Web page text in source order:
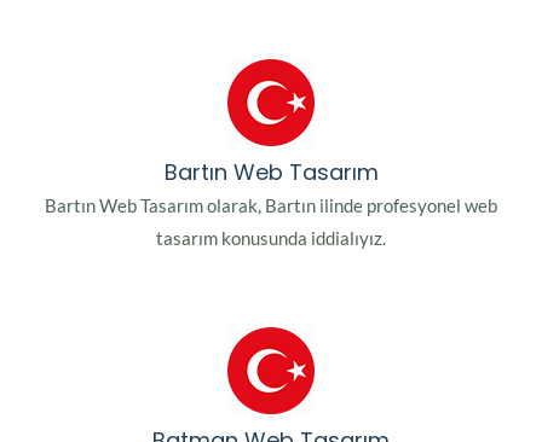
Bartın Web Tasarım
Bartın Web Tasarım olarak, Bartın ilinde profesyonel web
tasarım konusunda iddialıyız.